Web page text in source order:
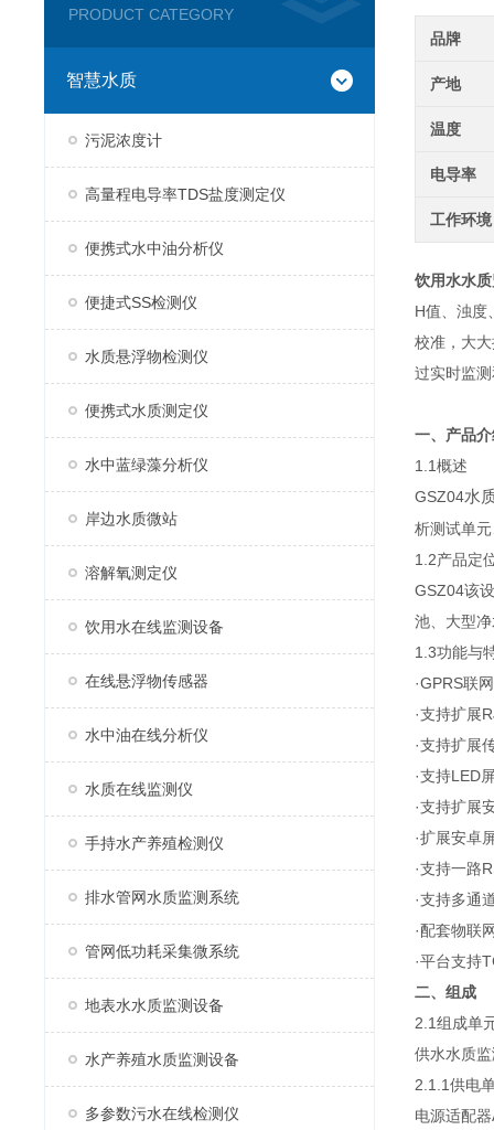
PRODUCT CATEGORY
智慧水质
污泥浓度计
高量程电导率TDS盐度测定仪
便携式水中油分析仪
便捷式SS检测仪
水质悬浮物检测仪
便携式水质测定仪
水中蓝绿藻分析仪
岸边水质微站
溶解氧测定仪
饮用水在线监测设备
在线悬浮物传感器
水中油在线分析仪
水质在线监测仪
手持水产养殖检测仪
排水管网水质监测系统
管网低功耗采集微系统
地表水水质监测设备
水产养殖水质监测设备
多参数污水在线检测仪
品牌
产地
温度
电导率
工作环境
饮用水水
H值、浊度
校准，大
过实时监
一、产品
1.1概述
GSZ04水
析测试单
1.2产品定
GSZ04该
池、大型
1.3功能与
·GPRS联
·支持扩展
·支持扩展
·支持LED
·支持扩展
·扩展安卓
·支持一路
·支持多通
·配套物联
·平台支持
二、组成
2.1组成单
供水水质
2.1.1供电
电源适配